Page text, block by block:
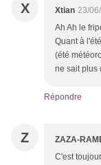
X Xtian 23/
Ah Ah le
Quant à
(été
ne sait plus
Répondre
Z ZAZA-
C'est